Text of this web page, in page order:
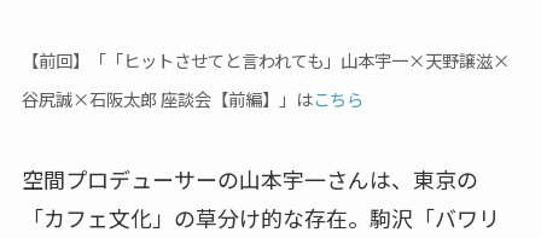
【前回】「「ヒットさせてと言われても」山本宇一×天野譲滋×
谷尻誠×石阪太郎 座談会【前編】」はこちら
空間プロデューサーの山本宇一さんは、東京の
「カフェ文化」の草分け的な存在。駒沢「バワリ